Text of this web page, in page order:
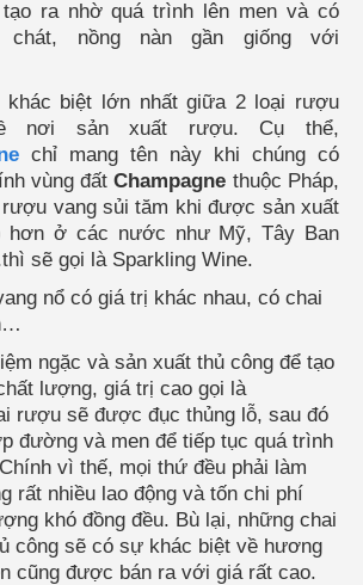
ra nhờ quá trình lên men và có
nồng nàn gần giống với
khác biệt lớn nhất giữa 2 loại rượu
chỉ mang tên này khi chúng có
vùng đất Champagne thuộc Pháp,
vang sủi tăm khi được sản xuất
hơn ở các nước như Mỹ, Tây Ban
sẽ gọi là Sparkling Wine.
nổ có giá trị khác nhau, có chai
ngặc và sản xuất thủ công để tạo
lượng, giá trị cao gọi là
rượu sẽ được đục thủng lỗ, sau đó
đường và men để tiếp tục quá trình
vì thế, mọi thứ đều phải làm
rất nhiều lao động và tốn chi phí
khó đồng đều. Bù lại, những chai
công sẽ có sự khác biệt về hương
cũng được bán ra với giá rất cao.